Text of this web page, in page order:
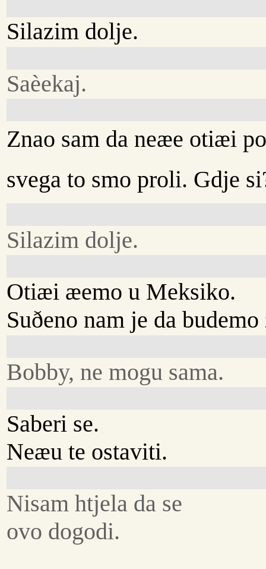
Silazim dolje.
Saèekaj.
Znao sam da neæe otiæi
svega to smo proli. Gdje
Silazim dolje.
Otiæi æemo u Meksiko.
Suðeno nam je da
Bobby, ne mogu sama.
Saberi se.
Neæu te ostaviti.
Nisam htjela da se
ovo dogodi.